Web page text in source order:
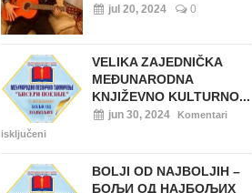
jul 20, 2024 0
VELIKA ZAJEDNIČKA
MEĐUNARODNA
KNJIŽEVNO KULTURNO...
jun 30, 2024
Komentari
isključeni
BOLJI OD NAJBOLJIH –
БОЉИ ОД НАЈБОЉИХ